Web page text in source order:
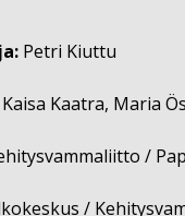
Petri Kiuttu
Kaisa Kaatra, Maria
/
/